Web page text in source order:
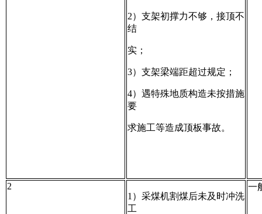
2）支架初撑力不够，接顶不
结
实；
3）支架梁端距超过规定；
4）遇特殊地质构造未按措施
要
求施工等造成顶板事故。
2
1）采煤机割煤后未及时冲洗
工
一